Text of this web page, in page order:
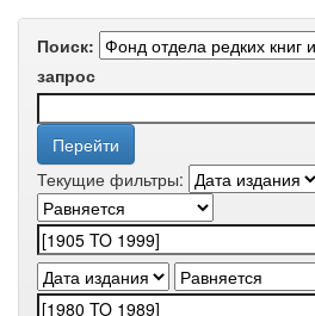
Поиск:
запрос
Текущие фильтры: